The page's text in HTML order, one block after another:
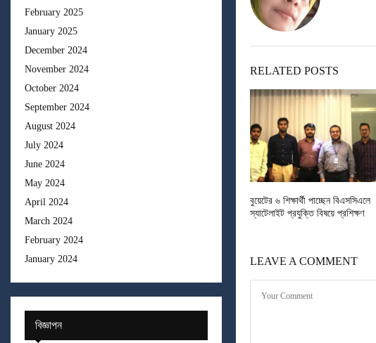
RELATED POSTS
বুয়েটের ৬ শিক্ষার্থী পাচ্ছেন বিএসসিএলে
স্যাটেলাইট প্রযুক্তি বিষয়ে প্রশিক্ষণ
LEAVE A COMMENT
February 2025
January 2025
December 2024
November 2024
October 2024
September 2024
August 2024
July 2024
June 2024
May 2024
April 2024
March 2024
February 2024
January 2024
বিজ্ঞাপন